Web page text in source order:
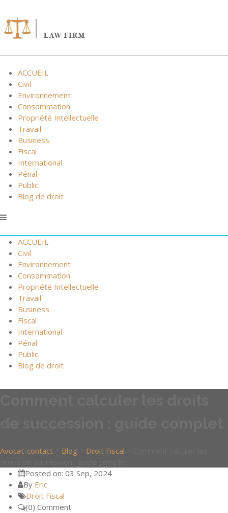
content
ACCUEIL
Civil
Environnement
Consommation
Propriété Intellectuelle
Travail
Business
Fiscal
International
Pénal
Public
Blog de droit
ACCUEIL
Civil
Environnement
Consommation
Propriété Intellectuelle
Travail
Business
Fiscal
International
Pénal
Public
Blog de droit
Avocat-contact Blog Droit Fiscal
Posted on: 03 Sep, 2024
By Eric
Droit Fiscal
(0) Comment